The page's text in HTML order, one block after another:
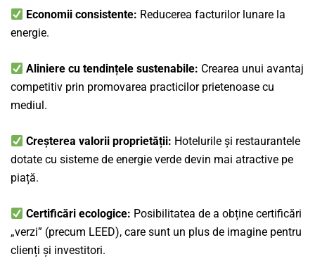
Economii consistente: Reducerea facturilor lunare la
energie.
Aliniere cu tendințele sustenabile: Crearea unui avantaj
competitiv prin promovarea practicilor prietenoase cu
mediul.
Creșterea valorii proprietății: Hotelurile și restaurantele
dotate cu sisteme de energie verde devin mai atractive pe
piață.
Certificări ecologice: Posibilitatea de a obține certificări
„verzi” (precum LEED), care sunt un plus de imagine pentru
clienți și investitori.